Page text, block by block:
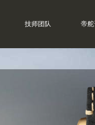
技师团队 帝